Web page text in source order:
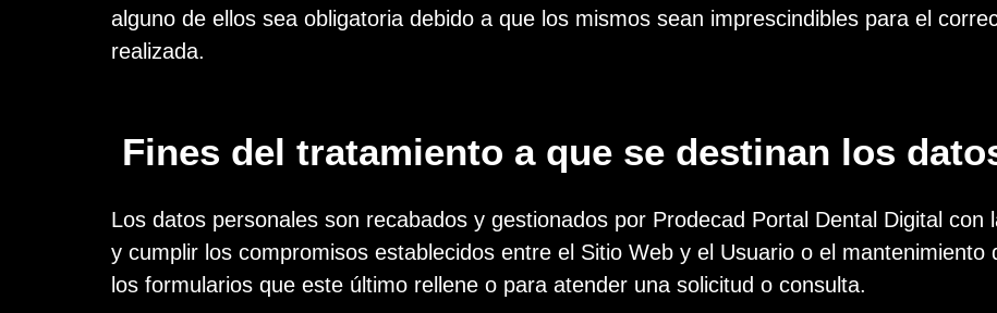
alguno de ellos sea obligatoria debido a que los mismos sean imprescindibles para el
realizada.
Fines del tratamiento a que se destinan los
Los datos personales son recabados y gestionados por Prodecad Portal Dental Digital con
y cumplir los compromisos establecidos entre el Sitio Web y el Usuario o el mantenimiento
los formularios que este último rellene o para atender una solicitud o consulta.